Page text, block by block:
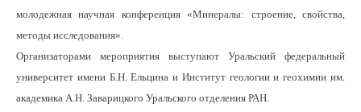
молодежная научная конференция «Минералы: строение, свойства,
методы исследования».
Организаторами мероприятия выступают Уральский федеральный
университет имени Б.Н. Ельцина и Институт геологии и геохимии им.
академика А.Н. Заварицкого Уральского отделения РАН.